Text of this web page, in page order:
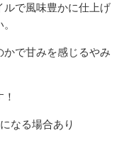
で風味豊かに仕上げ
で甘みを感じるやみ
なる場合あり